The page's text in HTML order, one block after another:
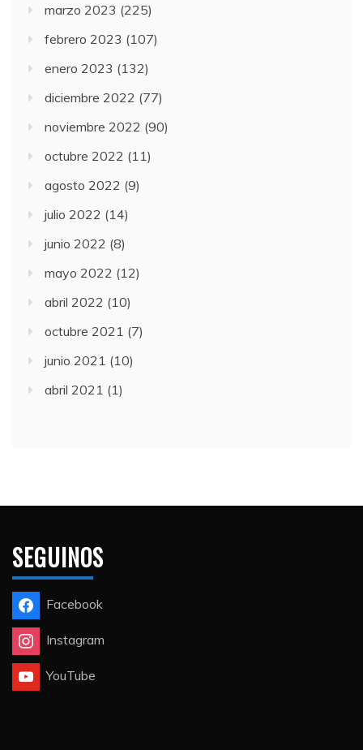
marzo 2023 (225)
febrero 2023 (107)
enero 2023 (132)
diciembre 2022 (77)
noviembre 2022 (90)
octubre 2022 (11)
agosto 2022 (9)
julio 2022 (14)
junio 2022 (8)
mayo 2022 (12)
abril 2022 (10)
octubre 2021 (7)
junio 2021 (10)
abril 2021 (1)
SEGUINOS
Facebook
Instagram
YouTube